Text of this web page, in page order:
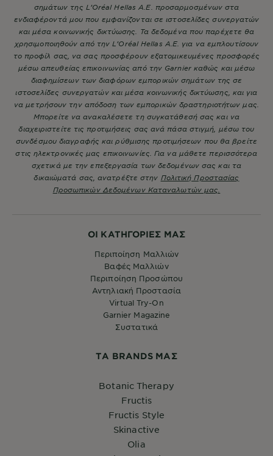
ΟΙ ΚΑΤΗΓΟΡΙΕΣ ΜΑΣ
Περιποίηση Μαλλιών
Βαφές Μαλλιών
Περιποίηση Προσώπου
Αντηλιακή Προστασία
Virtual Try-On
Garnier Magazine
Συστατικά
ΤA BRANDS ΜΑΣ
Botanic Therapy
Fructis
Fructis Style
Skinactive
Olia
σημάτων της L’Oréal Hellas A.E. προσαρμοσμένων στα
ενδιαφέροντά μου που εμφανίζονται σε ιστοσελίδες συνεργατών
και μέσα κοινωνικής δικτύωσης. Τα δεδομένα που παρέχετε θα
χρησιμοποιηθούν από την L’Oréal Hellas A.E. για να εμπλουτίσουν
το προφίλ σας, να σας προσφέρουν εξατομικευμένες προσφορές
μέσω απευθείας επικοινωνίας από την Garnier καθώς και μέσω
διαφημίσεων των διαφόρων εμπορικών σημάτων της σε
ιστοσελίδες συνεργατών και μέσα κοινωνικής δικτύωσης, και για
να μετρήσουν την απόδοση των εμπορικών δραστηριοτήτων μας.
Μπορείτε να ανακαλέσετε τη συγκατάθεσή σας και να
διαχειριστείτε τις προτιμήσεις σας ανά πάσα στιγμή, μέσω του
συνδέσμου διαγραφής και ρύθμισης προτιμήσεων που θα βρείτε
στις ηλεκτρονικές μας επικοινωνίες. Για να μάθετε περισσότερα
σχετικά με την επεξεργασία των δεδομένων σας και τα
δικαιώματά σας, ανατρέξτε στην Πολιτική Προστασίας
Προσωπικών Δεδομένων Καταναλωτών μας.